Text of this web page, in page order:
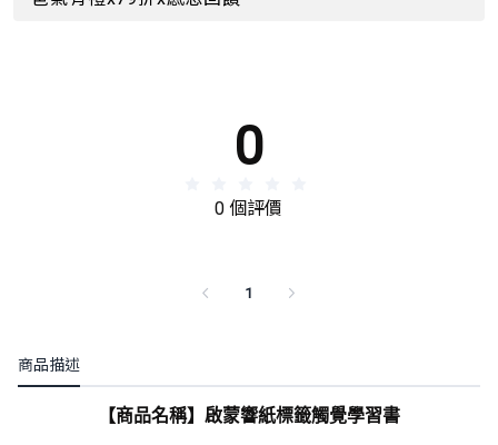
0
0 個評價
1
商品描述
【商品名稱】啟蒙響紙標籤觸覺學習書